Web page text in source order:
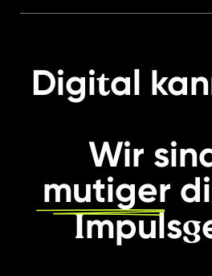
Digital
Wir
mutiger di
Impulsg